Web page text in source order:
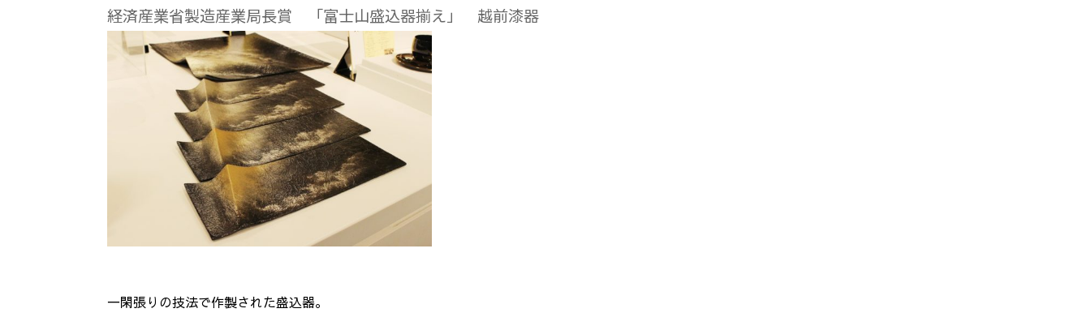
経済産業省製造産業局長賞 「富士山盛込器揃え」 越前漆器
一閑張りの技法で作製された盛込器。